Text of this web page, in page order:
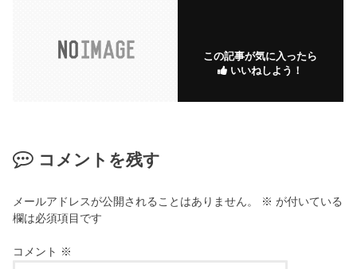
この記事が気に入ったら
いいねしよう！
コメントを残す
メールアドレスが公開されることはありません。 ※ が付いている
欄は必須項目です
コメント ※